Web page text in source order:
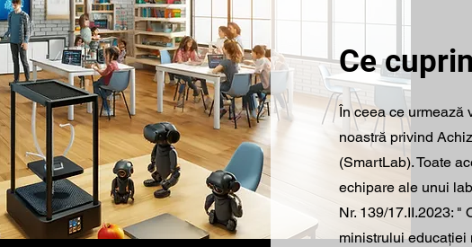
Ce
În ceea ce urmează
noastră privind
(SmartLab). Toate
echipare ale unui
Nr. 139/17.II.2023: "
ministrului educației